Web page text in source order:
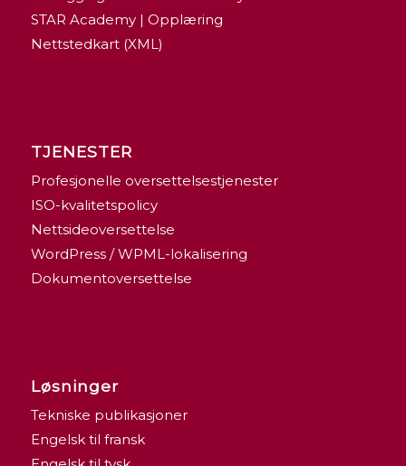
STAR Academy | Opplæring
Nettstedkart (XML)
TJENESTER
Profesjonelle oversettelsestjenester
ISO-kvalitetspolicy
Nettsideoversettelse
WordPress / WPML-lokalisering
Dokumentoversettelse
Løsninger
Tekniske publikasjoner
Engelsk til fransk